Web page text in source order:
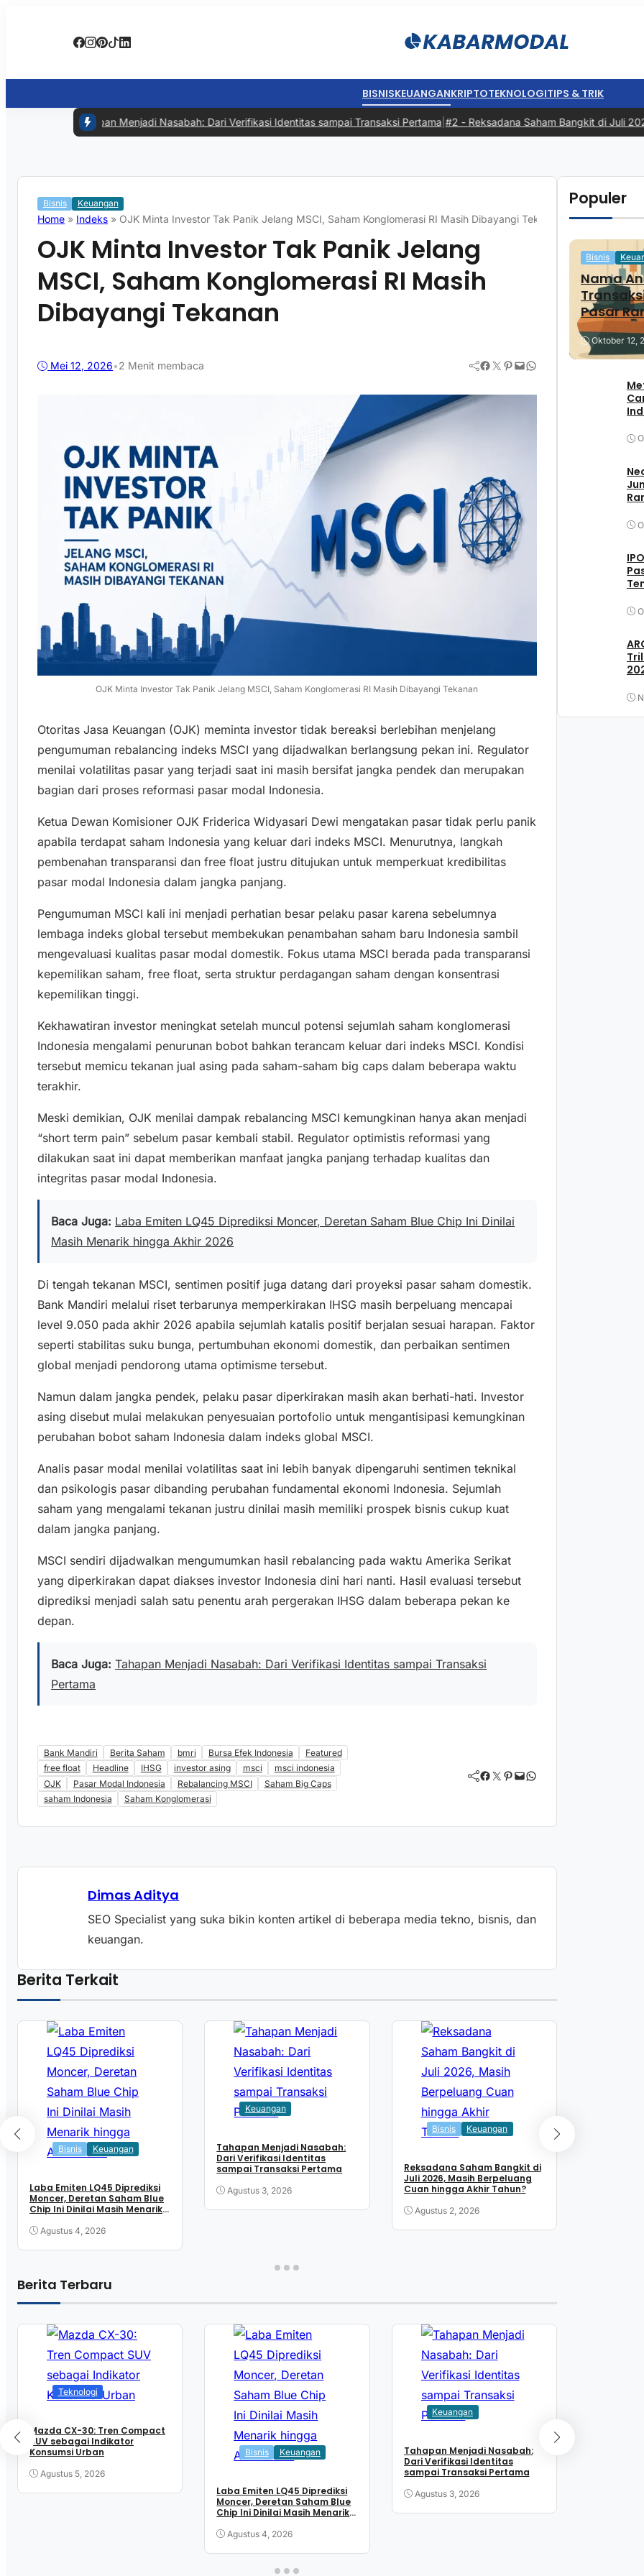
BISNISKEUANGANKRIPTOTEKNOLOGITIPS & TRIK
Tahapan Menjadi Nasabah: Dari Verifikasi Identitas sampai Transaksi Pertama|#2 - Reksadana Saham Bangkit di Juli 2026,
Bisnis Keuangan
Home » Indeks » OJK Minta Investor Tak Panik Jelang MSCI, Saham Konglomerasi RI Masih Dibayangi Tekanan
OJK Minta Investor Tak Panik Jelang
MSCI, Saham Konglomerasi RI Masih
Dibayangi Tekanan
Mei 12, 2026•2 Menit membaca Facebook Twitter Pinterest Mail WhatsApp
OJK Minta Investor Tak Panik Jelang MSCI, Saham Konglomerasi RI Masih Dibayangi Tekanan
Otoritas Jasa Keuangan (OJK) meminta investor tidak bereaksi berlebihan menjelang
pengumuman rebalancing indeks MSCI yang dijadwalkan berlangsung pekan ini. Regulator
menilai volatilitas pasar yang terjadi saat ini masih bersifat jangka pendek dan merupakan
bagian dari proses reformasi pasar modal Indonesia.
Ketua Dewan Komisioner OJK Friderica Widyasari Dewi mengatakan pasar tidak perlu panik
apabila terdapat saham Indonesia yang keluar dari indeks MSCI. Menurutnya, langkah
pembenahan transparansi dan free float justru ditujukan untuk memperkuat kredibilitas
pasar modal Indonesia dalam jangka panjang.
Pengumuman MSCI kali ini menjadi perhatian besar pelaku pasar karena sebelumnya
lembaga indeks global tersebut membekukan penambahan saham baru Indonesia sambil
mengevaluasi kualitas pasar modal domestik. Fokus utama MSCI berada pada transparansi
kepemilikan saham, free float, serta struktur perdagangan saham dengan konsentrasi
kepemilikan tinggi.
Kekhawatiran investor meningkat setelah muncul potensi sejumlah saham konglomerasi
Indonesia mengalami penurunan bobot bahkan terancam keluar dari indeks MSCI. Kondisi
tersebut memicu tekanan jual asing pada saham-saham big caps dalam beberapa waktu
terakhir.
Meski demikian, OJK menilai dampak rebalancing MSCI kemungkinan hanya akan menjadi
“short term pain” sebelum pasar kembali stabil. Regulator optimistis reformasi yang
dilakukan saat ini dapat memberikan manfaat jangka panjang terhadap kualitas dan
integritas pasar modal Indonesia.
Baca Juga: Laba Emiten LQ45 Diprediksi Moncer, Deretan Saham Blue Chip Ini Dinilai
Masih Menarik hingga Akhir 2026
Di tengah tekanan MSCI, sentimen positif juga datang dari proyeksi pasar saham domestik.
Bank Mandiri melalui riset terbarunya memperkirakan IHSG masih berpeluang mencapai
level 9.050 pada akhir 2026 apabila sejumlah katalis positif berjalan sesuai harapan. Faktor
seperti stabilitas suku bunga, pertumbuhan ekonomi domestik, dan perbaikan sentimen
global menjadi pendorong utama optimisme tersebut.
Namun dalam jangka pendek, pelaku pasar diperkirakan masih akan berhati-hati. Investor
asing disebut mulai melakukan penyesuaian portofolio untuk mengantisipasi kemungkinan
perubahan bobot saham Indonesia dalam indeks global MSCI.
Analis pasar modal menilai volatilitas saat ini lebih banyak dipengaruhi sentimen teknikal
dan psikologis pasar dibanding perubahan fundamental ekonomi Indonesia. Sejumlah
saham yang mengalami tekanan justru dinilai masih memiliki prospek bisnis cukup kuat
dalam jangka panjang.
MSCI sendiri dijadwalkan mengumumkan hasil rebalancing pada waktu Amerika Serikat
yang diperkirakan dapat diakses investor Indonesia dini hari nanti. Hasil evaluasi tersebut
diprediksi menjadi salah satu penentu arah pergerakan IHSG dalam beberapa pekan ke
depan.
Baca Juga: Tahapan Menjadi Nasabah: Dari Verifikasi Identitas sampai Transaksi
Pertama
Bank Mandiri Berita Saham bmri Bursa Efek Indonesia
Featured
free float
Headline IHSG investor asing msci
msci indonesia
OJK
Pasar Modal Indonesia Rebalancing MSCI
Saham Big Caps
saham Indonesia
Saham Konglomerasi
Facebook Twitter Pinterest Mail WhatsApp
Dimas Aditya
SEO Specialist yang suka bikin konten artikel di beberapa media tekno, bisnis, dan
keuangan.
Berita Terkait
Bisnis Keuangan
Laba Emiten LQ45 Diprediksi
Moncer, Deretan Saham Blue
Chip Ini Dinilai Masih Menarik
Agustus 4, 2026
Keuangan
Tahapan Menjadi Nasabah:
Dari Verifikasi Identitas
sampai Transaksi Pertama
Agustus 3, 2026
Bisnis Keuangan
Reksadana Saham Bangkit di
Juli 2026, Masih Berpeluang
Cuan hingga Akhir Tahun?
Agustus 2, 2026
Berita Terbaru
Teknologi
Mazda CX-30: Tren Compact
SUV sebagai Indikator
Konsumsi Urban
Agustus 5, 2026
Bisnis Keuangan
Laba Emiten LQ45 Diprediksi
Moncer, Deretan Saham Blue
Chip Ini Dinilai Masih Menarik
Agustus 4, 2026
Keuangan
Tahapan Menjadi Nasabah:
Dari Verifikasi Identitas
sampai Transaksi Pertama
Agustus 3, 2026
Populer
Bisnis
Nama
Pasar
Stock
Oktober 12,